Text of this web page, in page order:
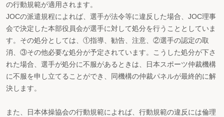
の行動規範が適用されます。
JOCの派遣規程によれば、選手が法令等に違反した場合、JOC理事
会で決定した本部役員会が選手に対して処分を行うこととしていま
す。その処分としては、①指導、勧告、注意、②選手の認定の取
消、③その他必要な処分が予定されています。こうした処分が下さ
れた場合、選手が処分に不服があるときは、日本スポーツ仲裁機構
に不服を申し立てることができ、同機構の仲裁パネルが最終的に解
決します。
また、日本体操協会の行動規範によれば、行動規範の違反には倫理